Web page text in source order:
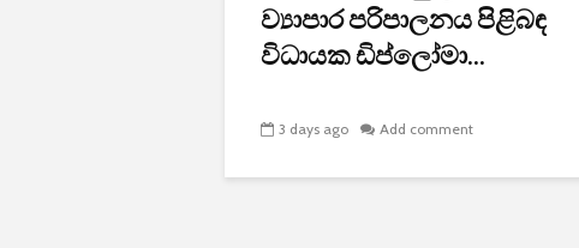
ව්‍යාපාර පරිපාලනය පිළිබඳ
විධායක ඩිප්ලෝමා...
3 days ago Add comment